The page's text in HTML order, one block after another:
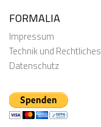
FORMALIA
Impressum
Technik und Rechtliches
Datenschutz